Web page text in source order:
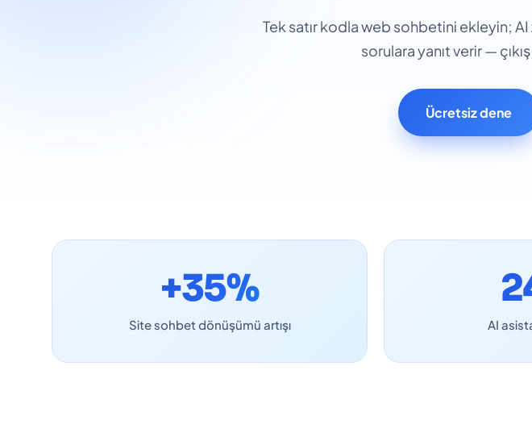
Tek satır kodla web sohbetini ekleyin;
sorulara yanıt verir —
Ücretsiz dene
+35%
Site sohbet dönüşümü artışı AI